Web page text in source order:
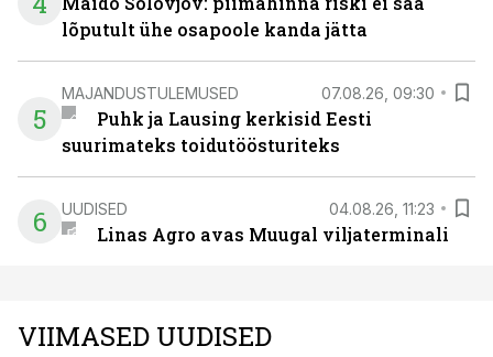
lõputult ühe osapoole kanda jätta
5
MAJANDUSTULEMUSED 07.08.26, 09:30
Puhk ja Lausing kerkisid Eesti
suurimateks toidutöösturiteks
6 UUDISED 04.08.26, 11:23
Linas Agro avas Muugal viljaterminali
VIIMASED UUDISED